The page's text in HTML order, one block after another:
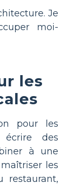
Je
moi-
les
pour les
des
à une
les
restaurant,